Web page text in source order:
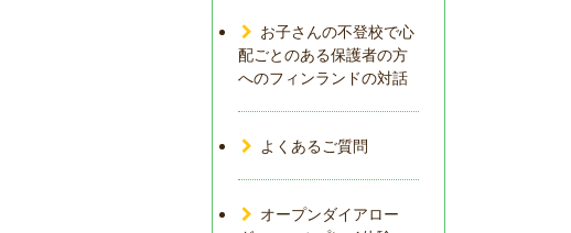
お子さんの不登校で心
配ごとのある保護者の方
へのフィンランドの対話
よくあるご質問
オープンダイアロー